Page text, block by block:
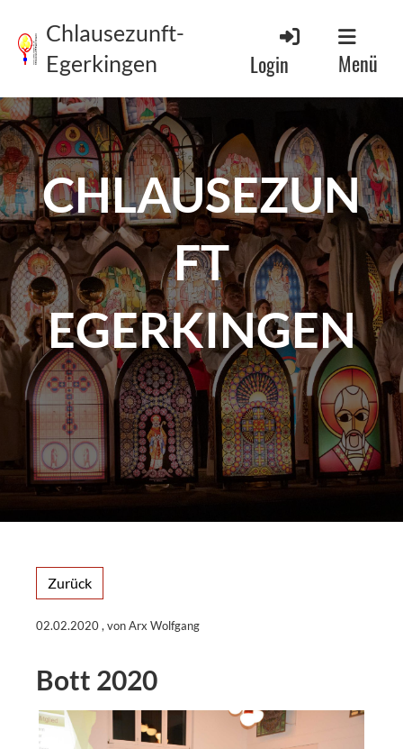
Chlausezunft-
Egerkingen
Login Menü
CHLAUSEZUN
FT
EGERKINGEN
Zurück
02.02.2020, von Arx Wolfgang
Bott 2020